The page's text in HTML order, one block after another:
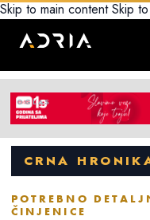
Skip to main content Skip
CRNA
POTREBNO
ČINJENICE